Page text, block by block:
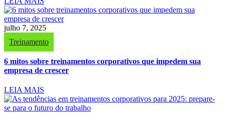
julho 7, 2025
Treinamento
6 mitos sobre treinamentos corporativos que impedem sua
empresa de crescer
LEIA MAIS